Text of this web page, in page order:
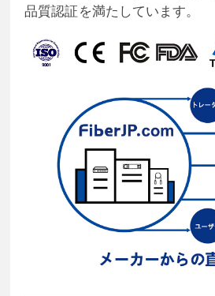
品質認証を満たしています。